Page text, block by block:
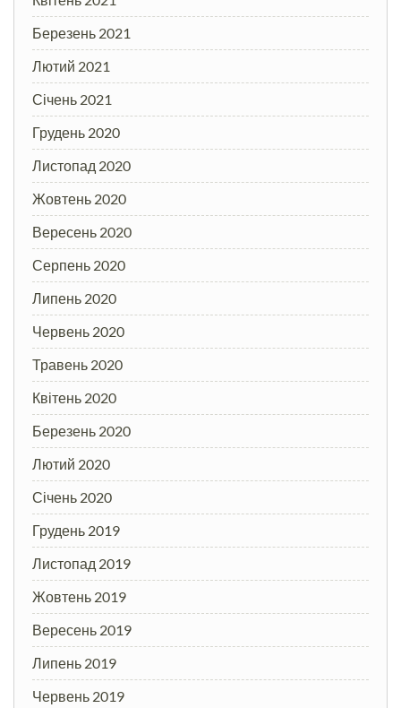
Березень 2021
Лютий 2021
Січень 2021
Грудень 2020
Листопад 2020
Жовтень 2020
Вересень 2020
Серпень 2020
Липень 2020
Червень 2020
Травень 2020
Квітень 2020
Березень 2020
Лютий 2020
Січень 2020
Грудень 2019
Листопад 2019
Жовтень 2019
Вересень 2019
Липень 2019
Червень 2019